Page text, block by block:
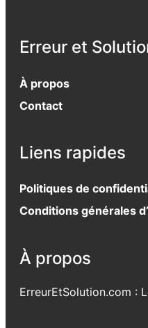
Erreur et
À propos
Contact
Liens rapides
Politiques de
Conditions générales
À propos
ErreurEtSolution.com :